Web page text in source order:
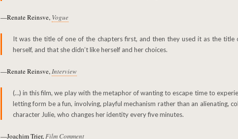
—Renate Reinsve, Vogue
It was the title of one of the chapters first, and then they used it as the title of the movie. A very important aspect was that she couldn’t accept
herself, and that she didn’t like herself and her choices.
—Renate Reinsve,Interview
(…) in this film, we play with the metaphor of wanting to escape time to
letting form be a fun, involving, playful mechanism rather than an alienating,
character Julie, who changes her identity every five minutes.
—Joachim Trier,Film Comment